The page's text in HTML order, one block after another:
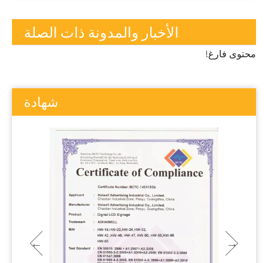
الأخبار والمدونة ذات الصلة
محتوى فارغ!
شهادة